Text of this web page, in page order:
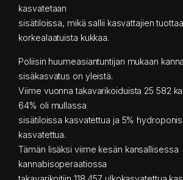
kasvatetaan
sisätiloissa, mikä sallii kasvattajien
korkealaatuista kukkaa.
Poliisin huumeasiantuntijan mukaan
sisäkasvatus on yleistä.
Viime vuonna takavarikoiduista 25 582
64% oli mullassa
sisätiloissa kasvatettua ja 5%
kasvatettua.
Tämän lisäksi viime kesän kansallisessa
kannabisoperaatiossa